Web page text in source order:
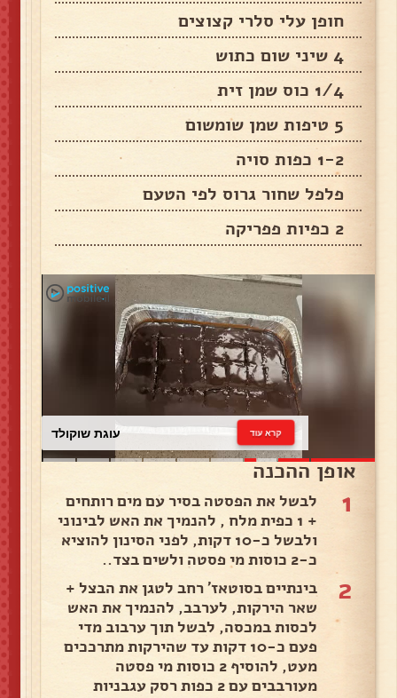
חופן עלי סלרי קצוצים
4 שיני שום כתוש
1/4 כוס שמן זית
5 טיפות שמן שומשום
1-2 כפות סויה
פלפל שחור גרוס לפי הטעם
2 כפיות פפריקה
עוגת שוקולד קרא עוד
אופן ההכנה
1
לבשל את הפסטה בסיר עם מים רותחים
+ 1 כפית מלח , להנמיך את האש לבינוני
ולבשל כ-10 דקות, לפני הסינון להוציא
כ-2 כוסות מי פסטה ולשים בצד..
2
בינתיים בסוטאז' רחב לטגן את הבצל +
שאר הירקות, לערבב, להנמיך את האש
לכסות במכסה, לבשל תוך ערבוב מדי
פעם כ-10 דקות עד שהירקות מתרככים
מעט, להוסיף 2 כוסות מי פסטה
מעורבבים עם 2 כפות רסק עגבניות